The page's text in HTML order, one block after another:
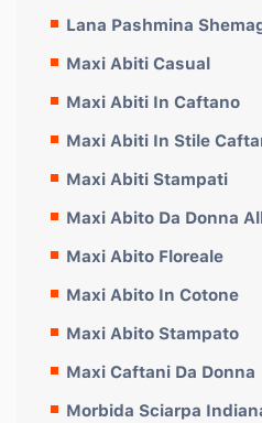
Lana Pashmina
Maxi Abiti Casual
Maxi Abiti In Caftano
Maxi Abiti In Stile
Maxi Abiti Stampati
Maxi Abito Da Donna
Maxi Abito Floreale
Maxi Abito In Cotone
Maxi Abito Stampato
Maxi Caftani Da Donna
Morbida Sciarpa